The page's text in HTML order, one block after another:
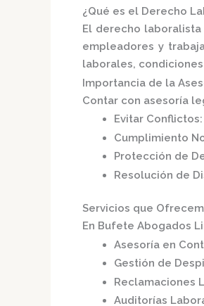
¿Qué es el Derecho
El derecho
empleadores y
laborales,
Importancia de la
Contar con asesoría
Evitar Conflictos:
Cumplimiento
Protección de
Resolución de
Servicios que
En Bufete Abogados
Asesoría en
Gestión de
Reclamaciones
Auditorías